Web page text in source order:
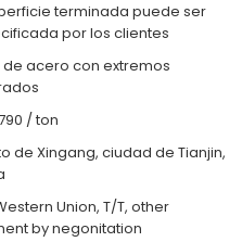
terminada puede ser
por los clientes
de acero con extremos
/ton
de Xingang, ciudad de Tianjin,
Union, T/T, other
by negonitation